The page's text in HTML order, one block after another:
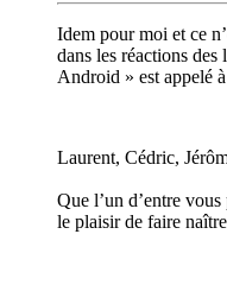
Idem pour moi et ce
dans les réactions des
Android » est appelé
Laurent, Cédric,
Que l’un d’entre
le plaisir de faire